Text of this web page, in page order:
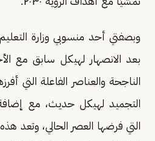
وبصفتي أحد منسوبي وزارة
بعد الانصهار لهيكل سابق مع
الناجحة والعناصر الفاعلة التي
التجميد لهيكل حديث، مع
التي فرضها العصر الحالي، وتعد